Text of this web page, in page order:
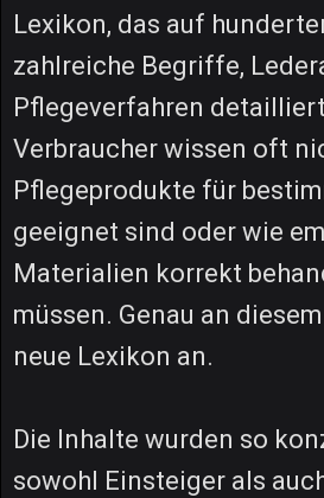
Lexikon, das auf
zahlreiche Begriffe,
Pflegeverfahren
Verbraucher wissen oft
Pflegeprodukte für
geeignet sind oder wie
Materialien korrekt
müssen. Genau an
neue Lexikon an.
Die Inhalte wurden so
sowohl Einsteiger als